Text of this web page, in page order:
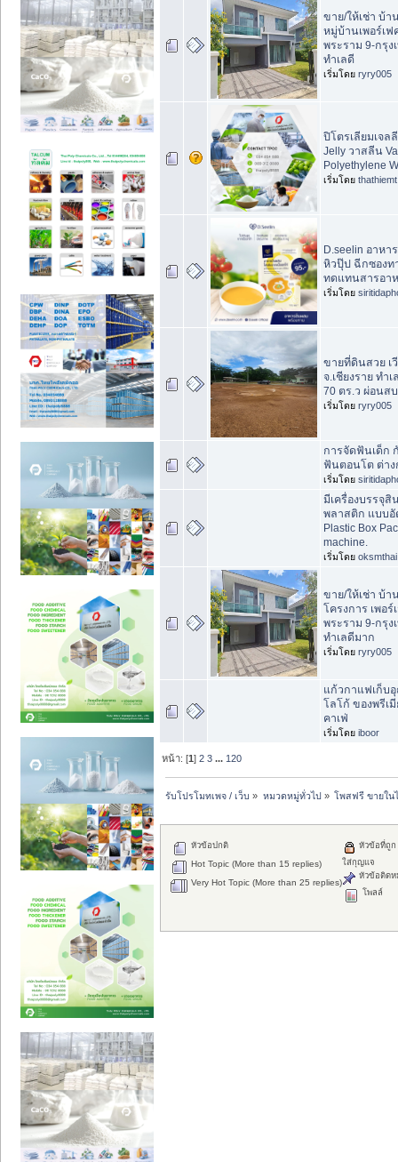
ขาย/ให้เช่า บ้า
หมู่บ้านเพอร์เฟ
พระราม 9-กรุง
ทำเลดี
เริ่มโดย ryry005
ปิโตรเลียมเจล
Jelly วาสลีน
Polyethylene
เริ่มโดย thathiemt
D.seelin อาหา
หิวปุ๊ป ฉีกซองท
ทดแทนสารอา
เริ่มโดย
ขายที่ดินสวย เ
จ.เชียงราย ทำเ
70 ตร.ว ผ่อนส
เริ่มโดย ryry005
การจัดฟันเด็ก
ฟันตอนโต ต่าง
เริ่มโดย
มีเครื่องบรรจุสิ
พลาสติก แบบ
Plastic Box
machine.
เริ่มโดย oksmthai
ขาย/ให้เช่า บ้า
โครงการ เพอร์
พระราม 9-กรุง
ทำเลดีมาก
เริ่มโดย ryry005
แก้วกาแฟเก็บ
โลโก้ ของพรีเ
คาเฟ่
เริ่มโดย iboor
หน้า: [1]2 3 ... 120
รับโปรโมทเพจ / เว็บ » หมวดหมู่ทั่วไป» โพสฟรี ขายใน
หัวข้อปกติ
Hot Topic (More than 15 replies)
Very Hot Topic (More than 25 replies)
หัวข้อที่ถูก
ใส่กุญแจ
หัวข้อติดห
โพลล์